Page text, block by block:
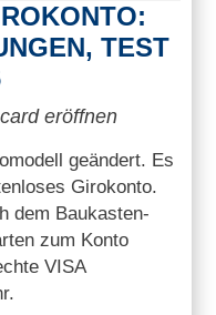
TEST
eröffnen
geändert. Es
Girokonto.
dem Baukasten-
zum Konto
VISA